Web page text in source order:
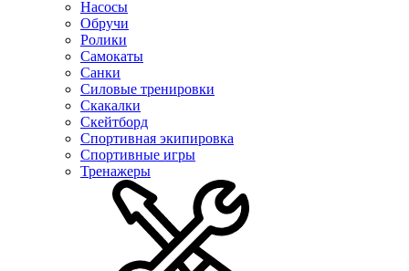
Насосы
Обручи
Ролики
Самокаты
Санки
Силовые тренировки
Скакалки
Скейтборд
Спортивная экипировка
Спортивные игры
Тренажеры